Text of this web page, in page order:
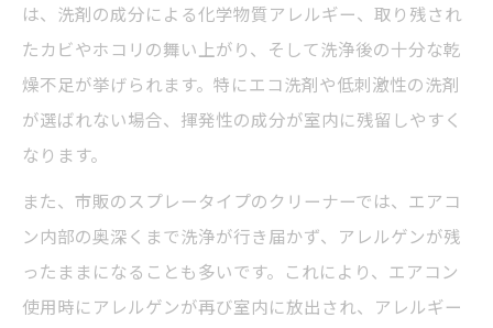
は、洗剤の成分による化学物質アレルギー、取り残され
たカビやホコリの舞い上がり、そして洗浄後の十分な乾
燥不足が挙げられます。特にエコ洗剤や低刺激性の洗剤
が選ばれない場合、揮発性の成分が室内に残留しやすく
なります。
また、市販のスプレータイプのクリーナーでは、エアコ
ン内部の奥深くまで洗浄が行き届かず、アレルゲンが残
ったままになることも多いです。これにより、エアコン
使用時にアレルゲンが再び室内に放出され、アレルギー